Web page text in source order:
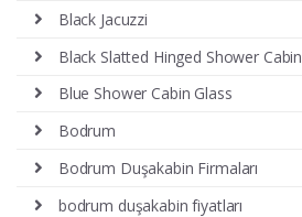
Black Jacuzzi
Black Slatted Hinged Shower Cabin
Blue Shower Cabin Glass
Bodrum
Bodrum Duşakabin Firmaları
bodrum duşakabin fiyatları